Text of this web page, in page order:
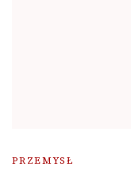
PRZEMYSŁ